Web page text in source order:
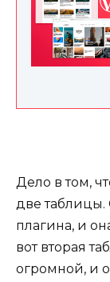
Дело в том,
две таблицы.
плагина, и
вот вторая
огромной, и